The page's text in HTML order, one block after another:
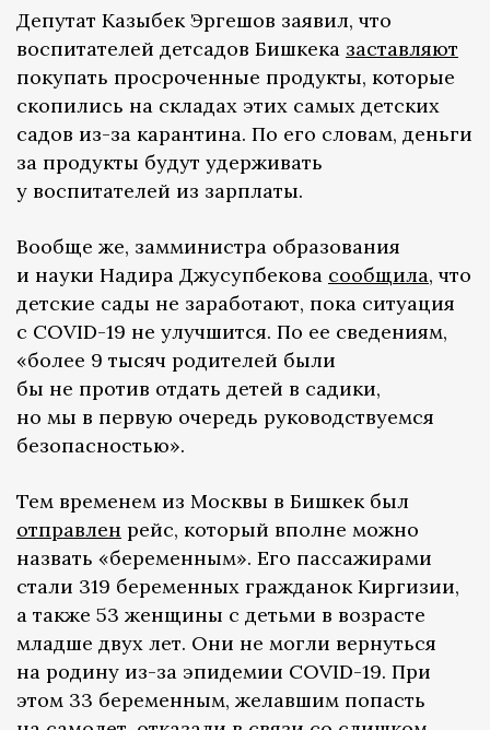
Депутат Казыбек Эргешов заявил, что
воспитателей детсадов Бишкека заставляют
покупать просроченные продукты, которые
скопились на складах этих самых детских
садов из-за карантина. По его словам, деньги
за продукты будут удерживать
у воспитателей из зарплаты.
Вообще же, замминистра образования
и науки Надира Джусупбекова сообщила, что
детские сады не заработают, пока ситуация
с COVID-19 не улучшится. По ее сведениям,
«более 9 тысяч родителей были
бы не против отдать детей в садики,
но мы в первую очередь руководствуемся
безопасностью».
Тем временем из Москвы в Бишкек был
отправлен рейс, который вполне можно
назвать «беременным». Его пассажирами
стали 319 беременных гражданок Киргизии,
а также 53 женщины с детьми в возрасте
младше двух лет. Они не могли вернуться
на родину из-за эпидемии COVID-19. При
этом 33 беременным, желавшим попасть